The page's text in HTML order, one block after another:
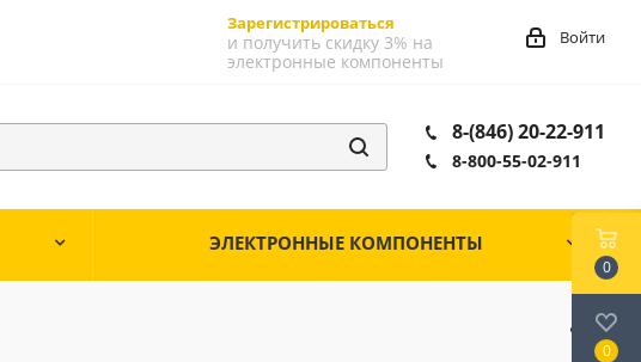
Зарегистрироваться
и получить скидку 3% на
электронные компоненты
Войти
8-(846) 20-22-911
8-800-55-02-911
ЭЛЕКТРОННЫЕ КОМПОНЕНТЫ
0
0